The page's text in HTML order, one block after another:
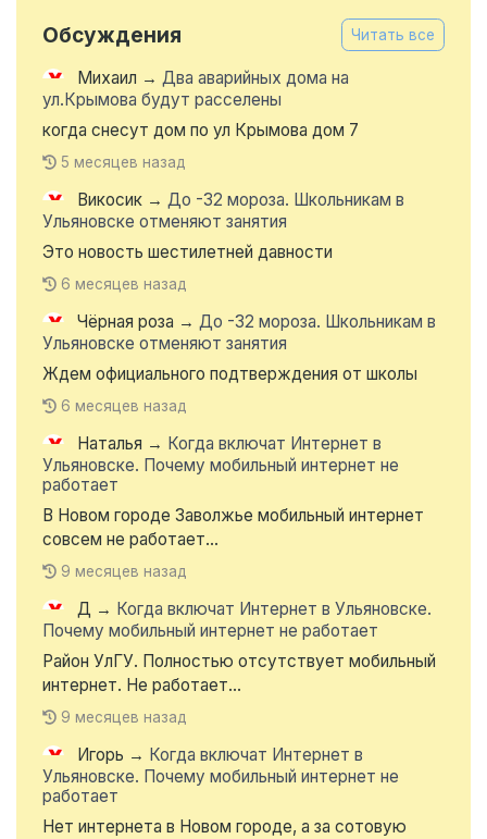
Обсуждения Читать все
Михаил → Два аварийных дома на
ул.Крымова будут расселены
когда снесут дом по ул Крымова дом 7
5 месяцев назад
Викосик → До -32 мороза. Школьникам в
Ульяновске отменяют занятия
Это новость шестилетней давности
6 месяцев назад
Чёрная роза → До -32 мороза. Школьникам в
Ульяновске отменяют занятия
Ждем официального подтверждения от школы
6 месяцев назад
Наталья → Когда включат Интернет в
Ульяновске. Почему мобильный интернет не
работает
В Новом городе Заволжье мобильный интернет
совсем не работает...
9 месяцев назад
Д → Когда включат Интернет в Ульяновске.
Почему мобильный интернет не работает
Район УлГУ. Полностью отсутствует мобильный
интернет. Не работает...
9 месяцев назад
Игорь → Когда включат Интернет в
Ульяновске. Почему мобильный интернет не
работает
Нет интернета в Новом городе, а за сотовую